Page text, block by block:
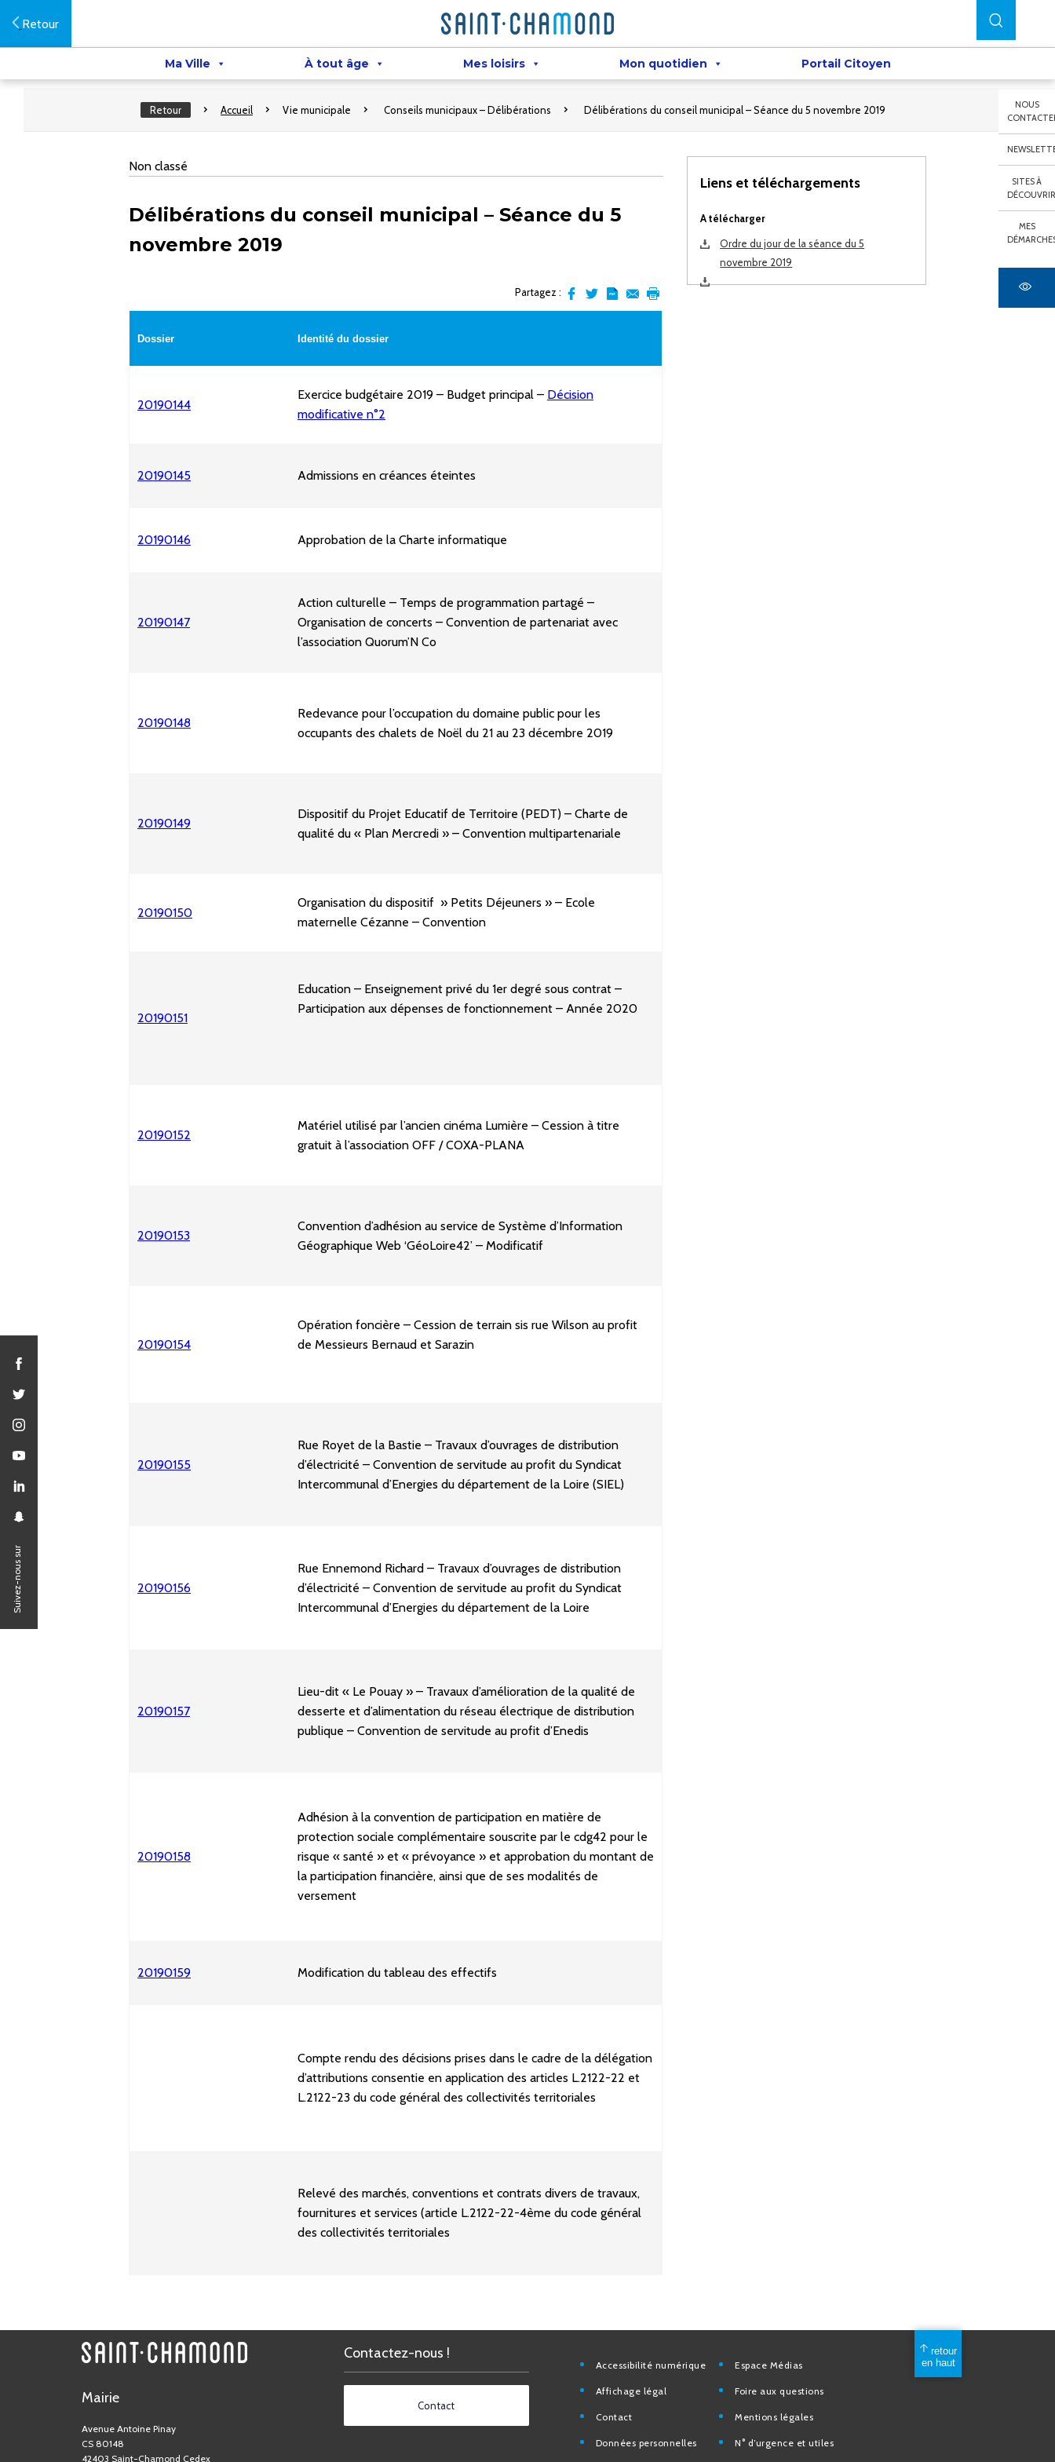
Suivez-nous sur
Retour
Ma Ville À tout âge Mes loisirs Mon quotidien Portail Citoyen
NOUS
SITES À
MES
Retour Accueil Vie municipale Conseils municipaux – Délibérations Délibérations du conseil municipal – Séance du 5 novembre 2019
Non classé
Délibérations du conseil municipal – Séance du 5
novembre 2019
Partagez :
Dossier Identité du dossier
20190144
Exercice budgétaire 2019 – Budget principal – Décision
modificative n°2
20190145 Admissions en créances éteintes
20190146 Approbation de la Charte informatique
20190147
Action culturelle – Temps de programmation partagé –
Organisation de concerts – Convention de partenariat avec
l’association Quorum’N Co
20190148
Redevance pour l’occupation du domaine public pour les
occupants des chalets de Noël du 21 au 23 décembre 2019
20190149
Dispositif du Projet Educatif de Territoire (PEDT) – Charte de
qualité du « Plan Mercredi » – Convention multipartenariale
20190150
Organisation du dispositif » Petits Déjeuners » – Ecole
maternelle Cézanne – Convention
20190151
Education – Enseignement privé du 1er degré sous contrat –
Participation aux dépenses de fonctionnement – Année 2020
20190152
Matériel utilisé par l’ancien cinéma Lumière – Cession à titre
gratuit à l’association OFF / COXA-PLANA
20190153
Convention d’adhésion au service de Système d’Information
Géographique Web ‘GéoLoire42’ – Modificatif
20190154
Opération foncière – Cession de terrain sis rue Wilson au profit
de Messieurs Bernaud et Sarazin
20190155
Rue Royet de la Bastie – Travaux d’ouvrages de distribution
d’électricité – Convention de servitude au profit du Syndicat
Intercommunal d’Energies du département de la Loire (SIEL)
20190156
Rue Ennemond Richard – Travaux d’ouvrages de distribution
d’électricité – Convention de servitude au profit du Syndicat
Intercommunal d’Energies du département de la Loire
20190157
Lieu-dit « Le Pouay » – Travaux d’amélioration de la qualité de
desserte et d’alimentation du réseau électrique de distribution
publique – Convention de servitude au profit d’Enedis
20190158
Adhésion à la convention de participation en matière de
protection sociale complémentaire souscrite par le cdg42 pour le
risque « santé » et « prévoyance » et approbation du montant de
la participation financière, ainsi que de ses modalités de
versement
20190159 Modification du tableau des effectifs
Compte rendu des décisions prises dans le cadre de la délégation
d’attributions consentie en application des articles L.2122-22 et
L.2122-23 du code général des collectivités territoriales
Relevé des marchés, conventions et contrats divers de travaux,
fournitures et services (article L.2122-22-4ème du code général
des collectivités territoriales
Liens et téléchargements
A télécharger
Ordre du jour de la séance du 5
novembre 2019
Mairie
Avenue Antoine Pinay
CS 80148
42403 Saint-Chamond Cedex
Contactez-nous !
Contact
Accessibilité numérique Espace Médias
Affichage légal Foire aux questions
Contact Mentions légales
Données personnelles N° d’urgence et utiles